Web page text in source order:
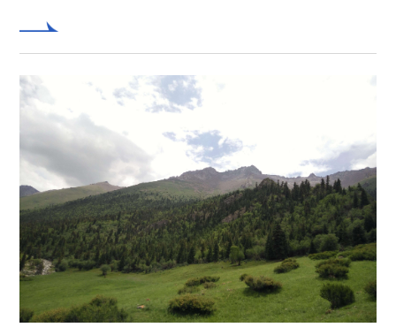
展了无人机气象垂直探测试验，每日观测时间为
08:30、11:30、14:30、17:30、20:30（北京时），可
探测获取到地面至500米往返过程中气温、相对湿
度、气压、风向、风速、PM1、PM2.5、PM10、
SO2、NO2、O3、CO等气象要素实时数据。